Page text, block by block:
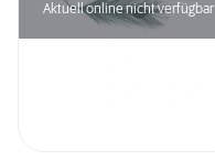
Aktuell online nicht verfügbar